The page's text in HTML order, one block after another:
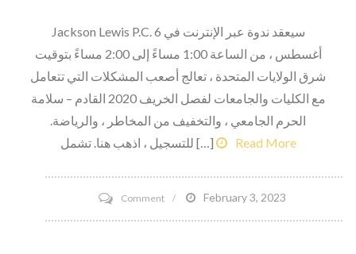
Jackson Lewis P.C. سيعقد ندوة عبر الإنترنت في 6
أغسطس ، من الساعة 1:00 مساءً إلى 2:00 مساءً بتوقيت
شرق الولايات المتحدة ، تعالج أصعب المشكلات التي تتعامل
مع الكليات والجامعات لفصل الخريف 2020 القادم – سلامة
الحرم الجامعي ، والتخفيف من المخاطر ، والرياضة.
للتسجيل ، اذهب هنا. تشمل […]
Read More
Commenton
تسعى
February 3, 2023